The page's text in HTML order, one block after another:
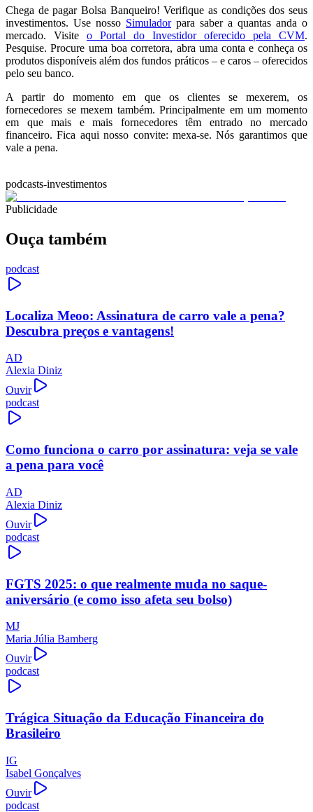
Chega de pagar Bolsa Banqueiro! Verifique as condições dos seus
investimentos. Use nosso Simuladorpara saber a quantas anda o
mercado. Visite o Portal do Investidor oferecido pela CVM.
Pesquise. Procure uma boa corretora, abra uma conta e conheça os
produtos disponíveis além dos fundos práticos – e caros – oferecidos
pelo seu banco.
A partir do momento em que os clientes se mexerem, os
fornecedores se mexem também. Principalmente em um momento
em que mais e mais fornecedores têm entrado no mercado
financeiro. Fica aqui nosso convite: mexa-se. Nós garantimos que
vale a pena.
podcasts-investimentos
Publicidade
Ouça também
podcast
Localiza Meoo: Assinatura de carro vale a pena?
Descubra preços e vantagens!
AD
Alexia Diniz
Ouvir
podcast
Como funciona o carro por assinatura: veja se vale
a pena para você
AD
Alexia Diniz
Ouvir
podcast
FGTS 2025: o que realmente muda no saque-
aniversário (e como isso afeta seu bolso)
MJ
Maria Júlia Bamberg
Ouvir
podcast
Trágica Situação da Educação Financeira do
Brasileiro
IG
Isabel Gonçalves
Ouvir
podcast